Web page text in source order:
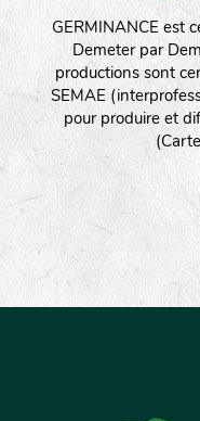
GERMINANCE est
Demeter par
productions sont
SEMAE
pour produire et